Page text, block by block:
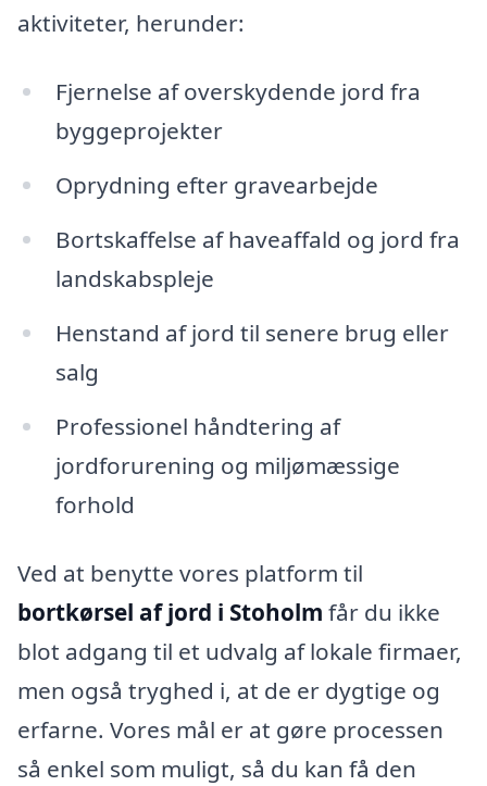
aktiviteter, herunder:
Fjernelse af overskydende jord fra
byggeprojekter
Oprydning efter gravearbejde
Bortskaffelse af haveaffald og jord fra
landskabspleje
Henstand af jord til senere brug eller
salg
Professionel håndtering af
jordforurening og miljømæssige
forhold
Ved at benytte vores platform til
bortkørsel af jord i Stoholm får du ikke
blot adgang til et udvalg af lokale firmaer,
men også tryghed i, at de er dygtige og
erfarne. Vores mål er at gøre processen
så enkel som muligt, så du kan få den